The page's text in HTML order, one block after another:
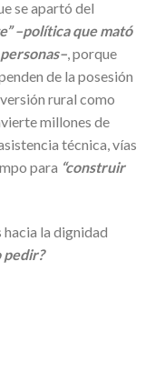
se apartó del
–política que mató
, porque
de la posesión
rural como
millones de
técnica, vías
para “construir
hacia la dignidad
pedir?